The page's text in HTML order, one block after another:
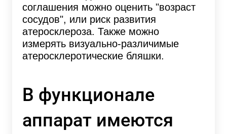
соглашения можно оценить "возраст
сосудов", или риск развития
атеросклероза. Также можно
измерять визуально-различимые
атеросклеротические бляшки.
В функционале
аппарат имеются